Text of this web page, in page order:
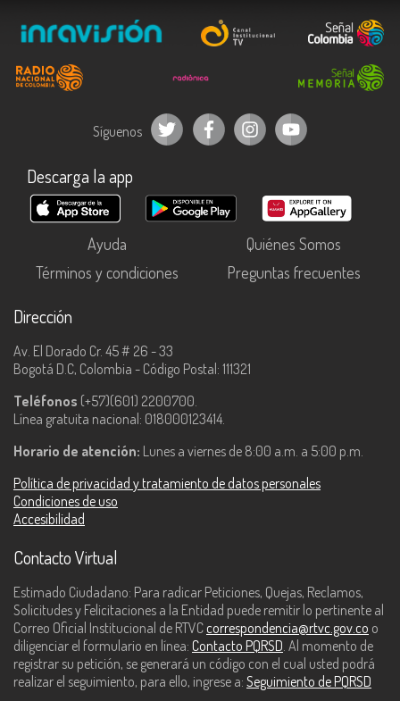
Síguenos
Descarga la app
Ayuda
Quiénes Somos
Términos y condiciones
Preguntas frecuentes
Dirección
Av. El Dorado Cr. 45 # 26 - 33
Bogotá D.C, Colombia - Código Postal: 111321
Teléfonos (+57)(601) 2200700.
Línea gratuita nacional: 018000123414.
Horario de atención: Lunes a viernes de 8:00 a.m. a 5:00 p.m.
Política de privacidad y tratamiento de datos personales
Condiciones de uso
Accesibilidad
Contacto Virtual
Estimado Ciudadano: Para radicar Peticiones, Quejas, Reclamos,
Solicitudes y Felicitaciones a la Entidad puede remitir lo pertinente al
Correo Oficial Institucional de RTVC correspondencia@rtvc.gov.co o
diligenciar el formulario en línea: Contacto PQRSD. Al momento de
registrar su petición, se generará un código con el cual usted podrá
realizar el seguimiento, para ello, ingrese a: Seguimiento de PQRSD